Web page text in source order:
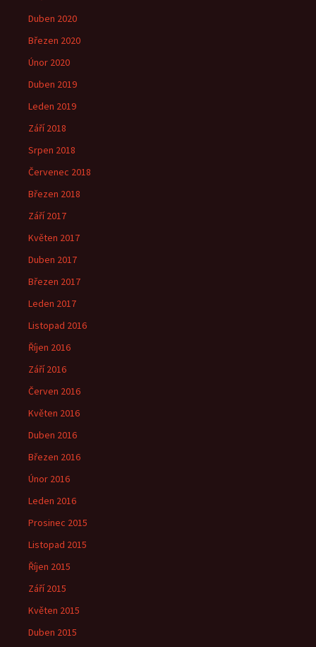
Duben 2020
Březen 2020
Únor 2020
Duben 2019
Leden 2019
Září 2018
Srpen 2018
Červenec 2018
Březen 2018
Září 2017
Květen 2017
Duben 2017
Březen 2017
Leden 2017
Listopad 2016
Říjen 2016
Září 2016
Červen 2016
Květen 2016
Duben 2016
Březen 2016
Únor 2016
Leden 2016
Prosinec 2015
Listopad 2015
Říjen 2015
Září 2015
Květen 2015
Duben 2015